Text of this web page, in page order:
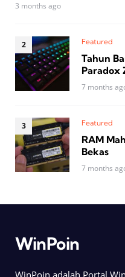
3 months ago
Featured
Tahun
Paradox
7 months
Featured
RAM
Bekas
7 months
WinPoin